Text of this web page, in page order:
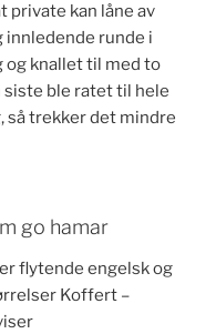
kan låne av
innledende runde i
og knallet til med to
ble ratet til hele
så trekker det mindre
go hamar
flytende engelsk og
Koffert –